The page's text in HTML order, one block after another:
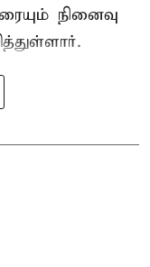
நினைவு